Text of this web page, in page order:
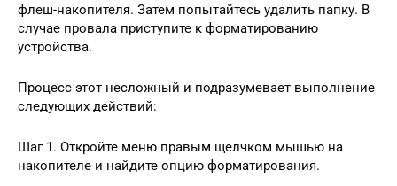
флеш-накопителя. Затем попытайтесь удалить папку. В
случае провала приступите к форматированию
устройства.
Процесс этот несложный и подразумевает выполнение
следующих действий:
Шаг 1. Откройте меню правым щелчком мышью на
накопителе и найдите опцию форматирования.